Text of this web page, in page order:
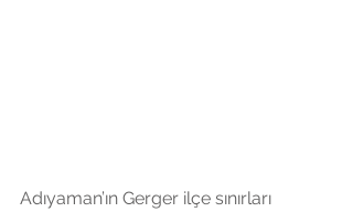
Adıyaman’ın Gerger ilçe sınırları